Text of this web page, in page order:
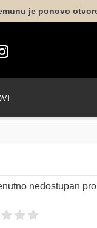
je ponovo
nedostupan